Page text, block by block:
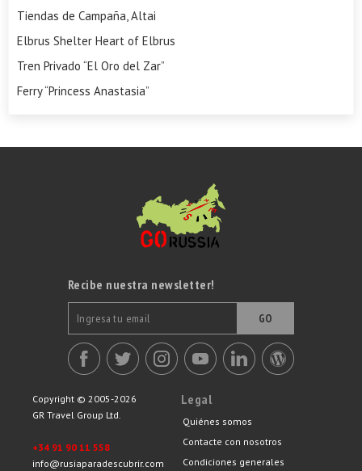
Tiendas de Campaña, Altai
Elbrus Shelter Heart of Elbrus
Tren Privado “El Oro del Zar”
Ferry “Princess Anastasia”
Recibe nuestra newsletter!
GO
Copyright © 2005-2026
GR Travel Group Ltd.
+34 91 90 11 558
info@rusiaparadescubrir.com
Legal
Quiénes somos
Contacte con nosotros
Condiciones generales